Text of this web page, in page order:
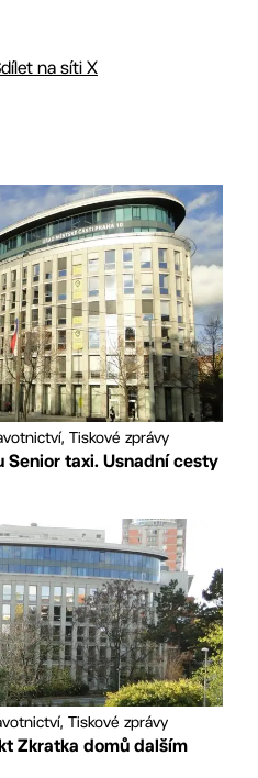
na síti X
Tiskové zprávy
Senior taxi. Usnadní cesty
Tiskové zprávy
Zkratka domů dalším